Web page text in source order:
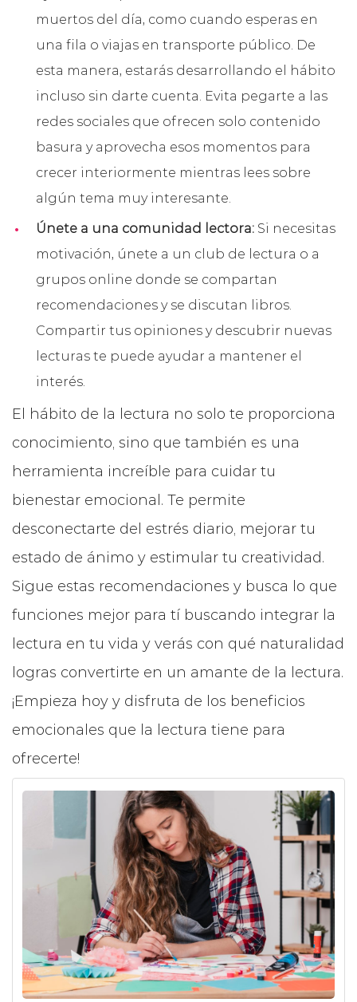
muertos del día, como cuando esperas en
una fila o viajas en transporte público. De
esta manera, estarás desarrollando el hábito
incluso sin darte cuenta. Evita pegarte a las
redes sociales que ofrecen solo contenido
basura y aprovecha esos momentos para
crecer interiormente mientras lees sobre
algún tema muy interesante.
Únete a una comunidad lectora: Si necesitas
motivación, únete a un club de lectura o a
grupos online donde se compartan
recomendaciones y se discutan libros.
Compartir tus opiniones y descubrir nuevas
lecturas te puede ayudar a mantener el
interés.
El hábito de la lectura no solo te proporciona
conocimiento, sino que también es una
herramienta increíble para cuidar tu
bienestar emocional. Te permite
desconectarte del estrés diario, mejorar tu
estado de ánimo y estimular tu creatividad.
Sigue estas recomendaciones y busca lo que
funciones mejor para tí buscando integrar la
lectura en tu vida y verás con qué naturalidad
logras convertirte en un amante de la lectura.
¡Empieza hoy y disfruta de los beneficios
emocionales que la lectura tiene para
ofrecerte!